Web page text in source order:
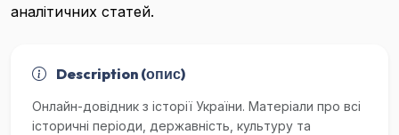
аналітичних статей.
Description (опис)
Онлайн-довідник з історії України. Матеріали про всі
історичні періоди, державність, культуру та